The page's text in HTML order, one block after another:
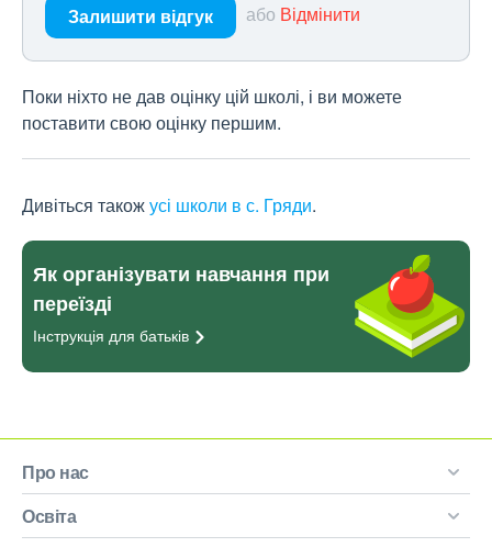
Залишити відгук або Відмінити
Поки ніхто не дав оцінку цій школі, і ви можете
поставити свою оцінку першим.
Дивіться такожусі школи в с. Гряди.
Як організувати навчання при
переїзді
Інструкція для батьків
Про нас
Освіта